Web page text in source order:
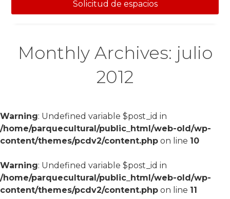
Solicitud de espacios
Monthly Archives: julio
2012
Warning: Undefined variable $post_id in
/home/parquecultural/public_html/web-old/wp-
content/themes/pcdv2/content.php on line 10
Warning: Undefined variable $post_id in
/home/parquecultural/public_html/web-old/wp-
content/themes/pcdv2/content.php on line 11